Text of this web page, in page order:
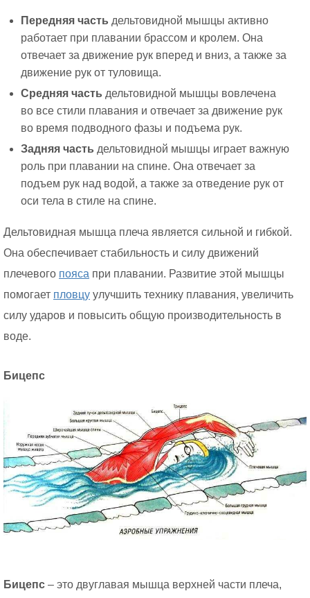
Передняя часть дельтовидной мышцы активно
работает при плавании брассом и кролем. Она
отвечает за движение рук вперед и вниз, а также за
движение рук от туловища.
Средняя часть дельтовидной мышцы вовлечена
во все стили плавания и отвечает за движение рук
во время подводного фазы и подъема рук.
Задняя часть дельтовидной мышцы играет важную
роль при плавании на спине. Она отвечает за
подъем рук над водой, а также за отведение рук от
оси тела в стиле на спине.
Дельтовидная мышца плеча является сильной и гибкой.
Она обеспечивает стабильность и силу движений
плечевого пояса при плавании. Развитие этой мышцы
помогает пловцу улучшить технику плавания, увеличить
силу ударов и повысить общую производительность в
воде.
Бицепс
Бицепс – это двуглавая мышца верхней части плеча,